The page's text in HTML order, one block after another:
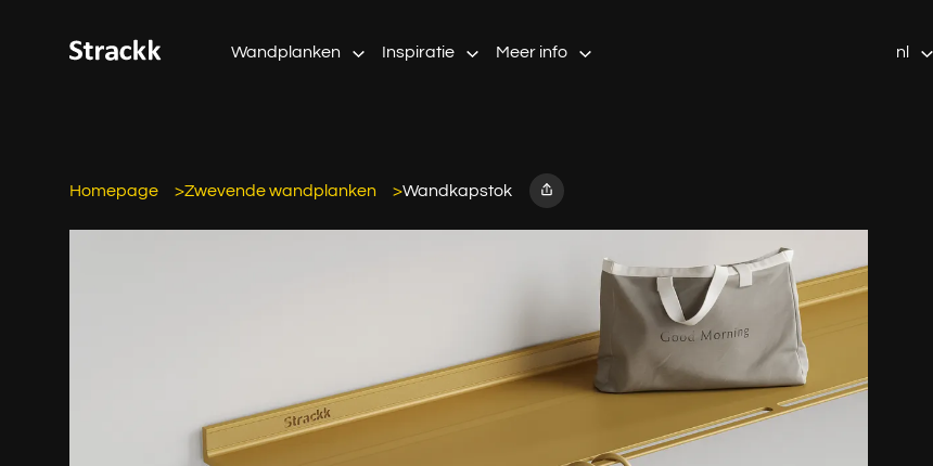
Wandplanken Inspiratie Meer info nl
Homepage Zwevende wandplanken Wandkapstok